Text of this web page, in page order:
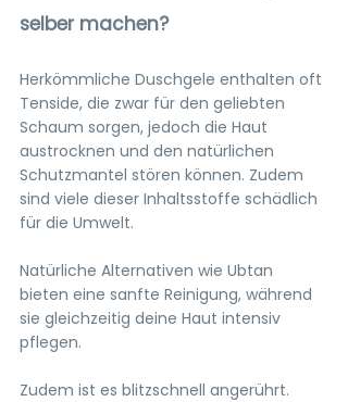
selber machen?
Herkömmliche Duschgele enthalten oft
Tenside, die zwar für den geliebten
Schaum sorgen, jedoch die Haut
austrocknen und den natürlichen
Schutzmantel stören können. Zudem
sind viele dieser Inhaltsstoffe schädlich
für die Umwelt.
Natürliche Alternativen wie Ubtan
bieten eine sanfte Reinigung, während
sie gleichzeitig deine Haut intensiv
pflegen.
Zudem ist es blitzschnell angerührt.